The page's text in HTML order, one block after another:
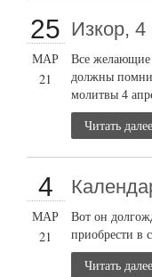
25
МАР
21
Изкор, 4
Все желающие
должны
молитвы 4
Читать далее
4
МАР
21
Вот он
приобрести в
Читать далее